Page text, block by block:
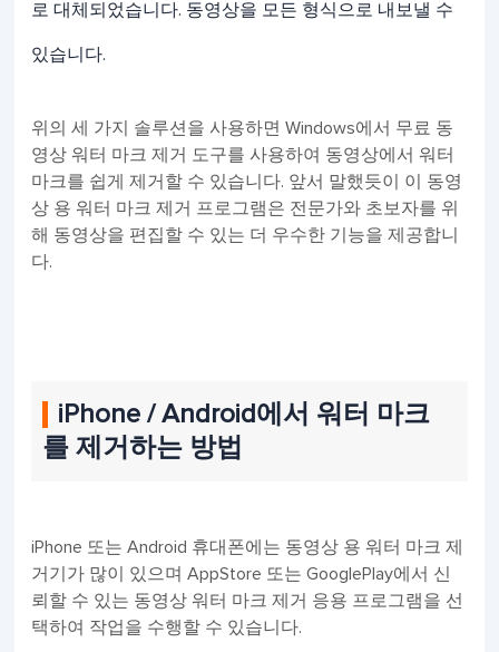
로 대체되었습니다. 동영상을 모든 형식으로 내보낼 수
있습니다.
위의 세 가지 솔루션을 사용하면 Windows에서 무료 동
영상 워터 마크 제거 도구를 사용하여 동영상에서 워터
마크를 쉽게 제거할 수 있습니다. 앞서 말했듯이 이 동영
상 용 워터 마크 제거 프로그램은 전문가와 초보자를 위
해 동영상을 편집할 수 있는 더 우수한 기능을 제공합니
다.
iPhone / Android에서 워터 마크
를 제거하는 방법
iPhone 또는 Android 휴대폰에는 동영상 용 워터 마크 제
거기가 많이 있으며 AppStore 또는 GooglePlay에서 신
뢰할 수 있는 동영상 워터 마크 제거 응용 프로그램을 선
택하여 작업을 수행할 수 있습니다.